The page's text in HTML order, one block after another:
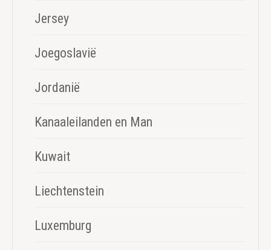
Jersey
Joegoslavië
Jordanië
Kanaaleilanden en Man
Kuwait
Liechtenstein
Luxemburg